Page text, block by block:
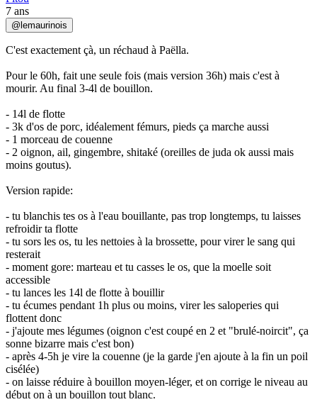
7 ans
@ lemaurinois
C'est exactement çà, un réchaud à Paëlla.
Pour le 60h, fait une seule fois (mais version 36h) mais c'est à
mourir. Au final 3-4l de bouillon.
- 14l de flotte
- 3k d'os de porc, idéalement fémurs, pieds ça marche aussi
- 1 morceau de couenne
- 2 oignon, ail, gingembre, shitaké (oreilles de juda ok aussi mais
moins goutus).
Version rapide:
- tu blanchis tes os à l'eau bouillante, pas trop longtemps, tu laisses
refroidir ta flotte
- tu sors les os, tu les nettoies à la brossette, pour virer le sang qui
resterait
- moment gore: marteau et tu casses le os, que la moelle soit
accessible
- tu lances les 14l de flotte à bouillir
- tu écumes pendant 1h plus ou moins, virer les saloperies qui
flottent donc
- j'ajoute mes légumes (oignon c'est coupé en 2 et "brulé-noircit", ça
sonne bizarre mais c'est bon)
- après 4-5h je vire la couenne (je la garde j'en ajoute à la fin un poil
cisélée)
- on laisse réduire à bouillon moyen-léger, et on corrige le niveau au
début on à un bouillon tout blanc.